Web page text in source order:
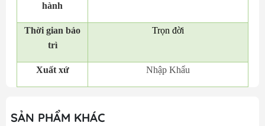
hành
Thời gian bảo
trì
Trọn đời
Xuất xứ Nhập Khẩu
SẢN PHẨM KHÁC